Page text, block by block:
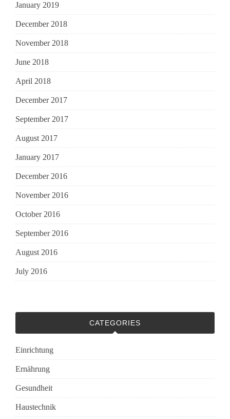
January 2019
December 2018
November 2018
June 2018
April 2018
December 2017
September 2017
August 2017
January 2017
December 2016
November 2016
October 2016
September 2016
August 2016
July 2016
CATEGORIES
Einrichtung
Ernährung
Gesundheit
Haustechnik